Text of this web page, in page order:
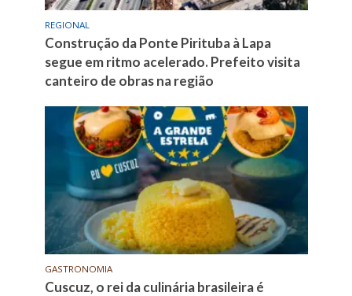
REGIONAL
Construção da Ponte Pirituba à Lapa
segue em ritmo acelerado. Prefeito visita
canteiro de obras na região
GASTRONOMIA
Cuscuz, o rei da culinária brasileira é